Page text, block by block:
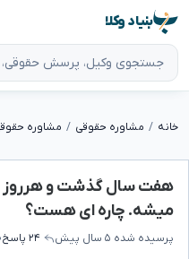
بنیاد وکلا
خانه مشاوره حقوقی مشاوره
هفت سال گذشت و هرروز
میشه. چاره ای هست؟
پرسیده شده ۵ سال پیش ۲۴ پاسخ